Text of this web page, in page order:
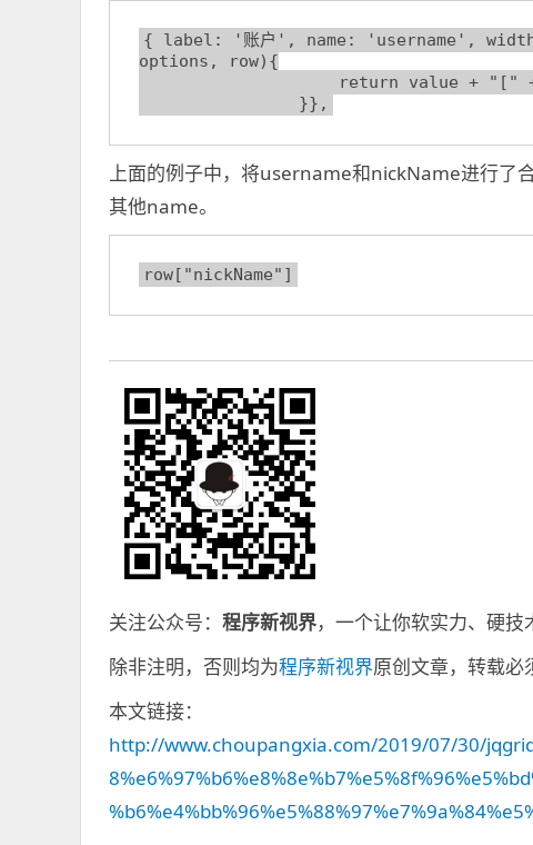
{ label: '账户', name: 'username',
options, row){
                }},
上面的例子中，将username和nickName进行
其他name。
row["nickName"]
关注公众号： 程序新视界，一个让你软实力、硬技
除非注明，否则均为程序新视界原创文章，转载必
本文链接：
http://www.choupangxia.com/2019/07/30/